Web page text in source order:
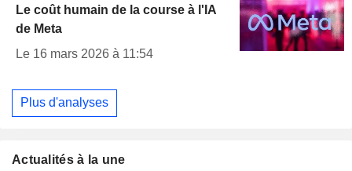
Le coût humain de la course à l'IA
de Meta
Le 16 mars 2026 à 11:54
Plus d'analyses
Actualités à la une